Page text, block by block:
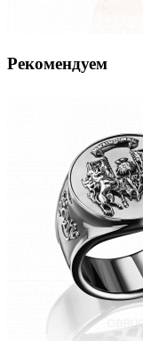
Рекомендуем